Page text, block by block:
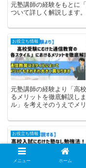
元塾講師の経験をもとに
ついて詳しく解説します。
お役立ち情報
元塾講師の経験より「高
るメリットを徹底解説し
ル」を考えそのうえでメ
お役立ち情報
メニュー ホーム